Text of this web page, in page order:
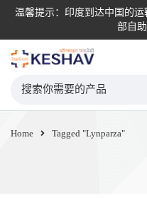
温馨提示：印度到达中国的
部自
Home Tagged "Lynparza"